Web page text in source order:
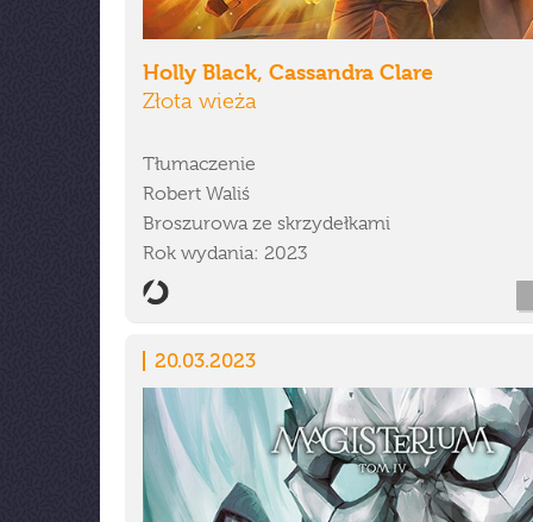
Holly Black, Cassandra Clare
Złota wieża
Tłumaczenie
Robert Waliś
Broszurowa ze skrzydełkami
Rok wydania: 2023
20.03.2023